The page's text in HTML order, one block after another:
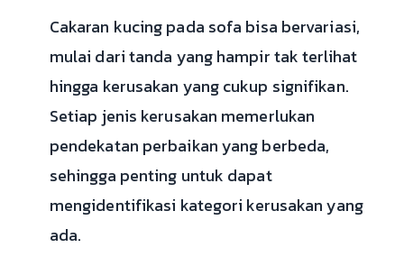
Cakaran kucing pada sofa bisa bervariasi,
mulai dari tanda yang hampir tak terlihat
hingga kerusakan yang cukup signifikan.
Setiap jenis kerusakan memerlukan
pendekatan perbaikan yang berbeda,
sehingga penting untuk dapat
mengidentifikasi kategori kerusakan yang
ada.